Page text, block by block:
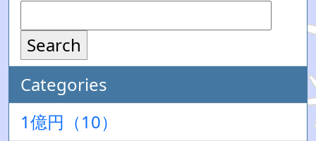
Search
Categories
1億円（10）